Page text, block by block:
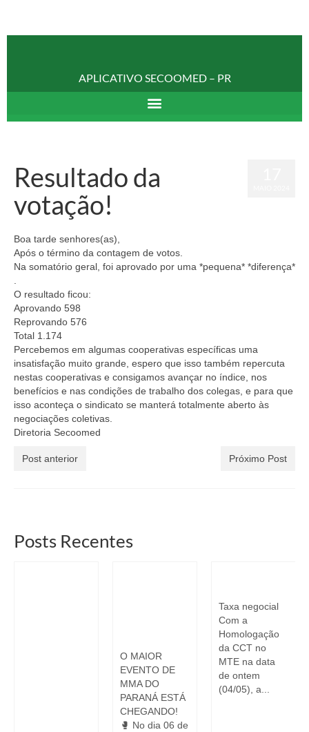
APLICATIVO SECOOMED – PR
Resultado da
votação!
Boa tarde senhores(as),
Após o término da contagem de votos.
Na somatório geral, foi aprovado por uma *pequena* *diferença*
O resultado ficou:
Aprovando 598
Reprovando 576
Total 1.174
Percebemos em algumas cooperativas específicas uma
insatisfação muito grande, espero que isso também repercuta
nestas cooperativas e consigamos avançar no índice, nos
benefícios e nas condições de trabalho dos colegas, e para que
isso aconteça o sindicato se manterá totalmente aberto às
negociações coletivas.
Diretoria Secoomed
Post anterior Próximo Post
Posts Recentes
O MAIOR
EVENTO DE
MMA DO
PARANÁ ESTÁ
CHEGANDO!
🥊 No dia 06 de
Taxa negocial
Com a
Homologação
da CCT no
MTE na data
de ontem
(04/05), a...